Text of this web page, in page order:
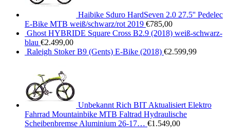
Haibike Sduro HardSeven 2.0 27.5'' Pedelec
E-Bike MTB weiß/schwarz/rot 2019 €785,00
Ghost HYBRIDE Square Cross B2.9 (2018) weiß-schwarz-
blau €2.499,00
Raleigh Stoker B9 (Gents) E-Bike (2018) €2.599,99
Unbekannt Rich BIT Aktualisiert Elektro
Fahrrad Mountainbike MTB Faltrad Hydraulische
Scheibenbremse Aluminium 26-17… €1.549,00